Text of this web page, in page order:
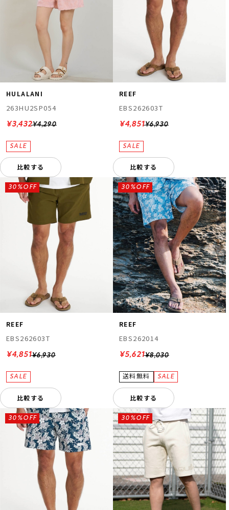
HULALANI
263HU2SP054
¥4,290
¥3,432
比較する
REEF
EBS262603T
¥6,930
¥4,851
比較する
REEF
EBS262603T
¥6,930
30%OFF
¥4,851
比較する
REEF
EBS262014
¥8,030
30%OFF
¥5,621
比較する
30%OFF 30%OFF